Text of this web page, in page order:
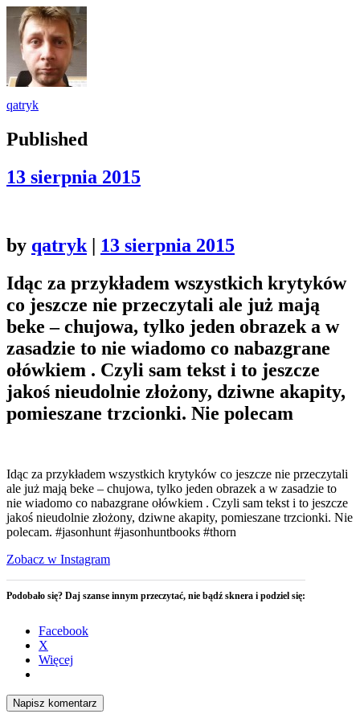
qatryk
Published
13 sierpnia 2015
by qatryk | 13 sierpnia 2015
Idąc za przykładem wszystkich krytyków
co jeszcze nie przeczytali ale już mają
beke – chujowa, tylko jeden obrazek a w
zasadzie to nie wiadomo co nabazgrane
ołówkiem . Czyli sam tekst i to jeszcze
jakoś nieudolnie złożony, dziwne akapity,
pomieszane trzcionki. Nie polecam
Idąc za przykładem wszystkich krytyków co jeszcze nie przeczytali
ale już mają beke – chujowa, tylko jeden obrazek a w zasadzie to
nie wiadomo co nabazgrane ołówkiem . Czyli sam tekst i to jeszcze
jakoś nieudolnie złożony, dziwne akapity, pomieszane trzcionki. Nie
polecam. #jasonhunt #jasonhuntbooks #thorn
Zobacz w Instagram
Podobało się? Daj szanse innym przeczytać, nie bądź sknera i podziel się:
Facebook
X
Więcej
Napisz komentarz